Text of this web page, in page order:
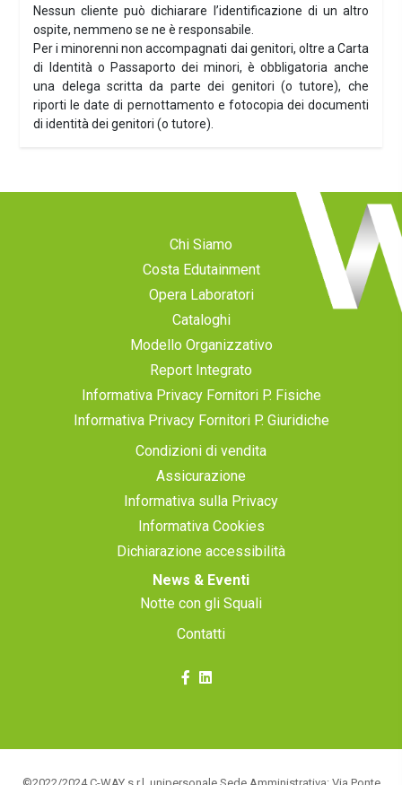
Nessun cliente può dichiarare l’identificazione di un altro
ospite, nemmeno se ne è responsabile.
Per i minorenni non accompagnati dai genitori, oltre a Carta
di Identità o Passaporto dei minori, è obbligatoria anche
una delega scritta da parte dei genitori (o tutore), che
riporti le date di pernottamento e fotocopia dei documenti
di identità dei genitori (o tutore).
Chi Siamo
Costa Edutainment
Opera Laboratori
Cataloghi
Modello Organizzativo
Report Integrato
Informativa Privacy Fornitori P. Fisiche
Informativa Privacy Fornitori P. Giuridiche
Condizioni di vendita
Assicurazione
Informativa sulla Privacy
Informativa Cookies
Dichiarazione accessibilità
News & Eventi
Notte con gli Squali
Contatti